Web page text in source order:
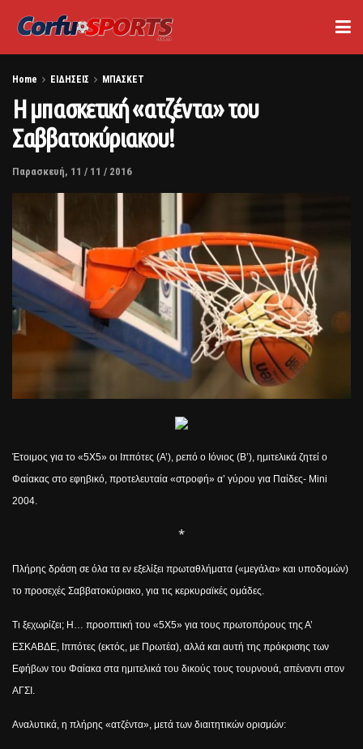
Home ΕΙΔΗΣΕΙΣ ΜΠΑΣΚΕΤ
Η μπασκετική «ατζέντα» του
Σαββατοκύριακου!
Παρασκευή, 11 / 11 / 2016
Έτοιμος για το «5Χ5» οι Ιππότες (Α’), ρεπό ο Ιόνιος (Β’), ημιτελικά ζητεί ο
Φαίακας στο εφηβικό, προτελευταία «στροφή» α’ γύρου για Παίδες- Mini
2004.
*
Πλήρης δράση σε όλα τα εν εξελίξει πρωταθλήματα («μεγάλα» και υποδομών)
το προσεχές Σαββατοκύριακο, για τις κερκυραϊκές ομάδες.
Τι ξεχωρίζει; Η… προοπτική του «5Χ5» για τους πρωτοπόρους της Α’
ΕΣΚΑΒΔΕ, Ιππότες (εκτός, με Πρωτέα), αλλά και αυτή της πρόκρισης των
Εφήβων του Φαίακα στα ημιτελικά του δικούς τους τουρνουά, απέναντι στον
ΑΓΣΙ.
Αναλυτικά, η πλήρης «ατζέντα», μετά των διαιτητικών ορισμών: